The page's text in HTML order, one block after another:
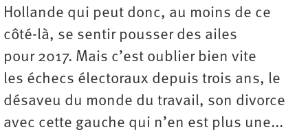
Hollande qui peut donc, au moins de ce
côté-là, se sentir pousser des ailes
pour 2017. Mais c’est oublier bien vite
les échecs électoraux depuis trois ans, le
désaveu du monde du travail, son divorce
avec cette gauche qui n’en est plus une...